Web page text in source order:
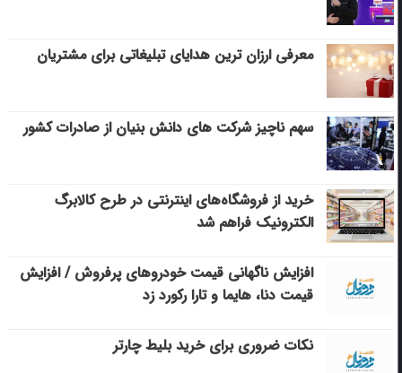
معرفی ارزان ترین هدایای تبلیغاتی برای مشتریان
سهم ناچیز شرکت های دانش بنیان از صادرات کشور
خرید از فروشگاه‌های اینترنتی در طرح کالابرگ
الکترونیک فراهم شد
افزایش ناگهانی قیمت خودروهای پرفروش / افزایش
قیمت دنا، هایما و تارا رکورد زد
نکات ضروری برای خرید بلیط چارتر